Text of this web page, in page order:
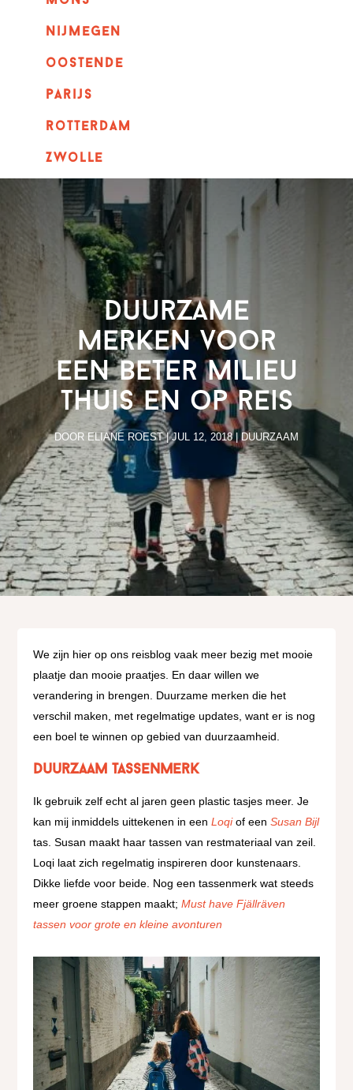
nijmegen
oostende
parijs
rotterdam
Zwolle
Duurzame
merken voor
een beter milieu
thuis en op reis
DOOR ELIANE ROEST|JUL 12, 2018|DUURZAAM
We zijn hier op ons reisblog vaak meer bezig met mooie
plaatje dan mooie praatjes. En daar willen we
verandering in brengen. Duurzame merken die het
verschil maken, met regelmatige updates, want er is nog
een boel te winnen op gebied van duurzaamheid.
Duurzaam tassenmerk
Ik gebruik zelf echt al jaren geen plastic tasjes meer. Je
kan mij inmiddels uittekenen in eenLoqiof eenSusan Bijl
tas. Susan maakt haar tassen van restmateriaal van zeil.
Loqi laat zich regelmatig inspireren door kunstenaars.
Dikke liefde voor beide. Nog een tassenmerk wat steeds
meer groene stappen maakt;Must have Fjällräven
tassen voor grote en kleine avonturen